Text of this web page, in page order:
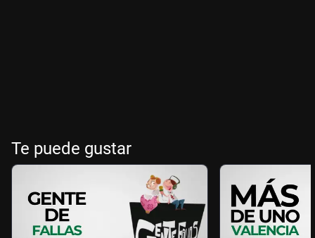
Te puede gustar